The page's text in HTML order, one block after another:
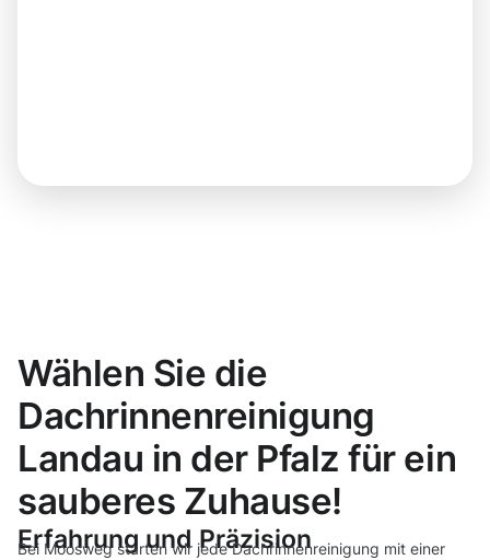
Wählen Sie die
Dachrinnenreinigung
Landau in der Pfalz für ein
sauberes Zuhause!
Erfahrung und Präzision
Bei Moosweg starten wir jede Dachrinnenreinigung mit einer